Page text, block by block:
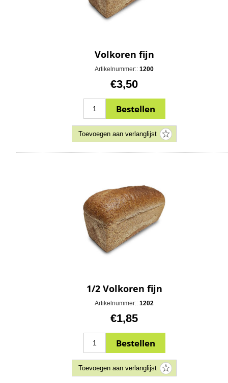
Volkoren fijn
Artikelnummer:: 1200
€3,50
1/2 Volkoren fijn
Artikelnummer:: 1202
€1,85